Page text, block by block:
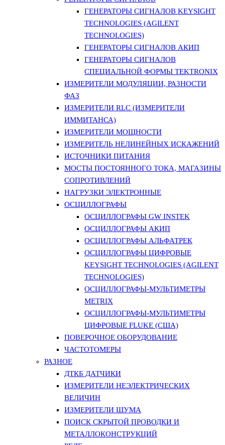
ГЕНЕРАТОРЫ СИГНАЛОВ KEYSIGHT
TECHNOLOGIES (AGILENT
TECHNOLOGIES)
ГЕНЕРАТОРЫ СИГНАЛОВ АКИП
ГЕНЕРАТОРЫ СИГНАЛОВ
СПЕЦИАЛЬНОЙ ФОРМЫ TEKTRONIX
ИЗМЕРИТЕЛИ МОДУЛЯЦИИ, РАЗНОСТИ
ФАЗ
ИЗМЕРИТЕЛИ RLC (ИЗМЕРИТЕЛИ
ИММИТАНСА)
ИЗМЕРИТЕЛИ МОЩНОСТИ
ИЗМЕРИТЕЛЬ НЕЛИНЕЙНЫХ ИСКАЖЕНИЙ
ИСТОЧНИКИ ПИТАНИЯ
МОСТЫ ПОСТОЯННОГО ТОКА, МАГАЗИНЫ
СОПРОТИВЛЕНИЙ
НАГРУЗКИ ЭЛЕКТРОННЫЕ
ОСЦИЛЛОГРАФЫ
ОСЦИЛЛОГРАФЫ GW INSTEK
ОСЦИЛЛОГРАФЫ АКИП
ОСЦИЛЛОГРАФЫ АЛЬФАТРЕК
ОСЦИЛЛОГРАФЫ ЦИФРОВЫЕ
KEYSIGHT TECHNOLOGIES (AGILENT
TECHNOLOGIES)
ОСЦИЛЛОГРАФЫ-МУЛЬТИМЕТРЫ
METRIX
ОСЦИЛЛОГРАФЫ-МУЛЬТИМЕТРЫ
ЦИФРОВЫЕ FLUKE (США)
ПОВЕРОЧНОЕ ОБОРУДОВАНИЕ
ЧАСТОТОМЕРЫ
РАЗНОЕ
ДТКБ ДАТЧИКИ
ИЗМЕРИТЕЛИ НЕЭЛЕКТРИЧЕСКИХ
ВЕЛИЧИН
ИЗМЕРИТЕЛИ ШУМА
ПОИСК СКРЫТОЙ ПРОВОДКИ И
МЕТАЛЛОКОНСТРУКЦИЙ